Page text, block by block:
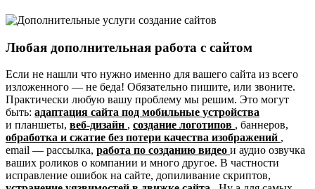
Любая дополнительная работа с сайтом
Если не нашли что нужно именно для вашего сайта из всего
изложенного — не беда! Обязательно пишите, или звоните.
Практически любую вашу проблему мы решим. Это могут
быть: адаптация сайта под мобильные устройства
и планшеты, веб-дизайн , создание логотипов , баннеров,
обработка и сжатие без потери качества изображений ,
email — рассылка, работа по созданию видео и аудио озвучка
ваших роликов о компании и много другое. В частности
исправление ошибок на сайте, допиливание скриптов,